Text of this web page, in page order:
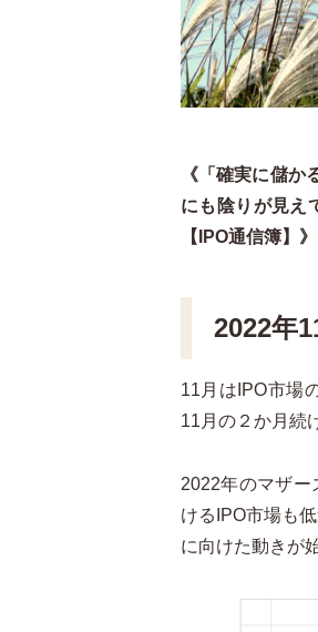
《「確実に儲か
にも陰りが見え
【IPO通信簿】》
2022年
11月はIPO市場
11月の２か月続
2022年のマザー
けるIPO市場も
に向けた動きが